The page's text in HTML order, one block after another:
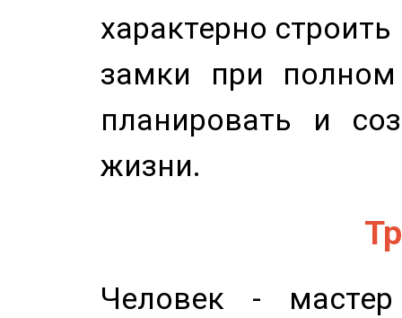
характерно
замки при полном
планировать и
жизни.
Человек -